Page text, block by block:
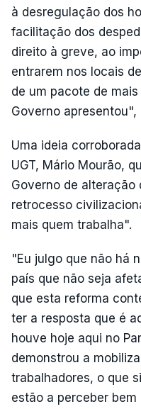
à desregulação dos
facilitação dos
direito à greve, ao
entrarem nos locais
de um pacote de
Governo
Uma ideia
UGT, Mário Mourão,
Governo de alteração
retrocesso
mais quem trabalha".
"Eu julgo que não há
país que não seja
que esta reforma
ter a resposta que é
houve hoje aqui no
demonstrou a
trabalhadores, o que
estão a perceber